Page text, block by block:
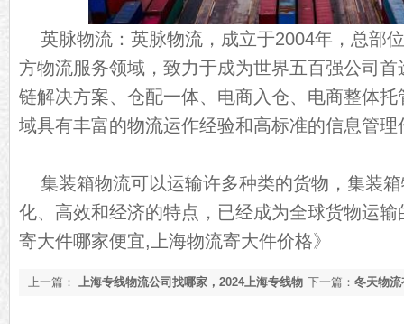
英脉物流：英脉物流，成立于2004年，总部
方物流服务领域，致力于成为世界五百强公司
链解决方案、仓配一体、电商入仓、电商整体
域具有丰富的物流运作经验和高标准的信息管理
集装箱物流可以运输许多种类的货物，集装
化、高效和经济的特点，已经成为全球货物运输
寄大件哪家便宜,上海物流寄大件价格》
下一篇： 冬天物
上一篇： 上海专线物流公司找哪家，2024上海专线物